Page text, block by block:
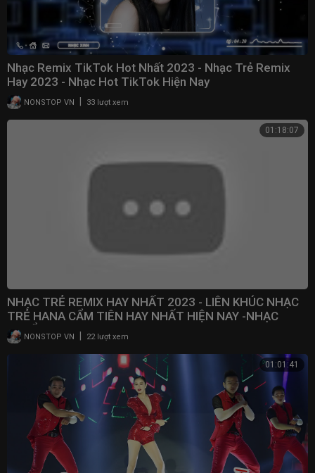
Nhạc Remix TikTok Hot Nhất 2023 - Nhạc Trẻ Remix
Hay 2023 - Nhạc Hot TikTok Hiện Nay
NONSTOP VN 33 lượt xem
01:18:07
NHẠC TRẺ REMIX HAY NHẤT 2023 - LIÊN KHÚC NHẠC
TRẺ HANA CẨM TIÊN HAY NHẤT HIỆN NAY -NHẠC
TUYỂN CHỌN
NONSTOP VN | 22 lượt xem
01:01:41